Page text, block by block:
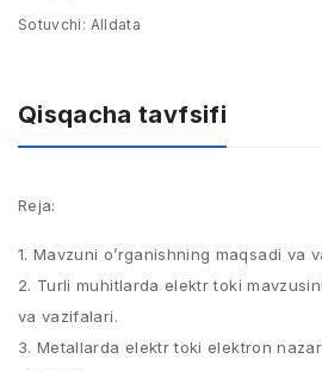
Sotuvchi: Alldata
Qisqacha tavfsifi
Reja:
1. Mavzuni o’rganishning maqsadi va
2. Turli muhitlarda elektr toki
va vazifalari.
3. Metallarda elektr toki elektron